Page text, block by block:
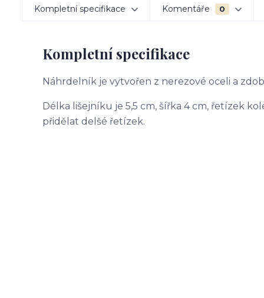
Kompletní specifikace Komentáře 0
Kompletní specifikace
Náhrdelník je vytvořen z nerezové oceli a
Délka lišejníku je 5,5 cm, šířka 4 cm, řetízek
přidělat delšé řetízek.